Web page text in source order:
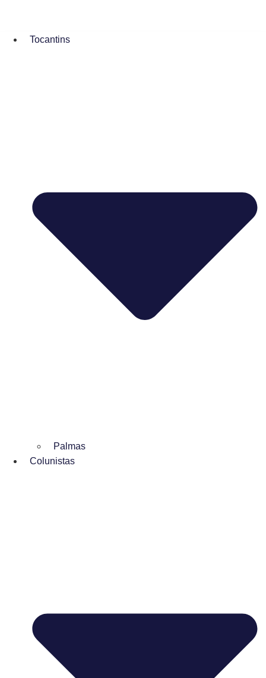
Tocantins
Palmas
Colunistas